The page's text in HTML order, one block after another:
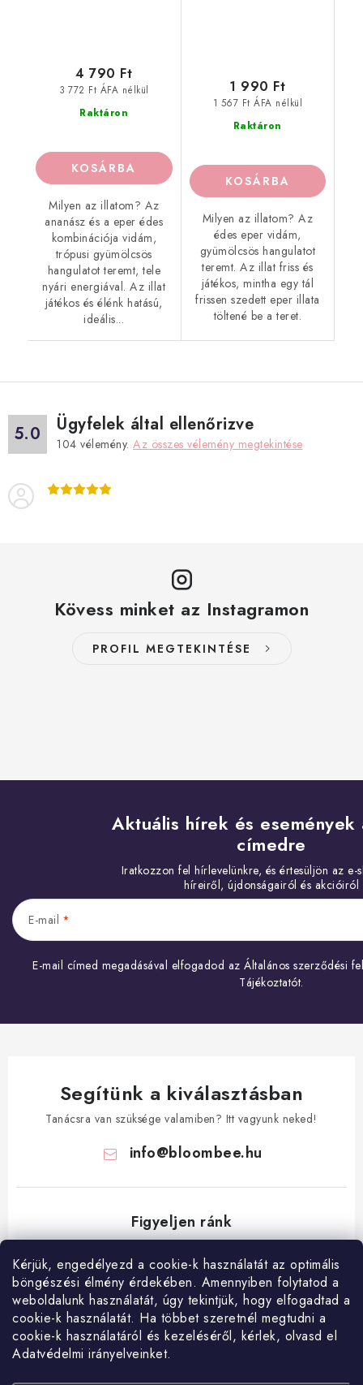
Kérjük, engedélyezd a cookie-k használatát az optimális
böngészési élmény érdekében. Amennyiben folytatod a
weboldalunk használatát, úgy tekintjük, hogy elfogadtad a
cookie-k használatát. Ha többet szeretnél megtudni a
cookie-k használatáról és kezeléséről, kérlek, olvasd el
Adatvédelmi irányelveinket.
Raktáron
3 772 Ft ÁFA nélkül
4 790 Ft
KOSÁRBA
Milyen az illatom? Az
ananász és a eper édes
kombinációja vidám,
trópusi gyümölcsös
hangulatot teremt, tele
nyári energiával. Az illat
játékos és élénk hatású,
ideális...
Raktáron
1 567 Ft ÁFA nélkül
1 990 Ft
KOSÁRBA
Milyen az illatom? Az
édes eper vidám,
gyümölcsös hangulatot
teremt. Az illat friss és
játékos, mintha egy tál
frissen szedett eper illata
töltené be a teret.
5.0 Ügyfelek által ellenőrizve
104 vélemény. Az összes vélemény megtekintése
Kövess minket az Instagramon
PROFIL MEGTEKINTÉSE
Aktuális hírek és események
címedre
E-mail
E-mail címed megadásával elfogadod az Általános szerződési
Tájékoztatót.
Segítünk a kiválasztásban
Tanácsra van szüksége valamiben? Itt vagyunk neked!
info@bloombee.hu
Hogyan vásárolj?Általános szerződési feltételekBlog
Visszatérítés és termékvisszaküldés